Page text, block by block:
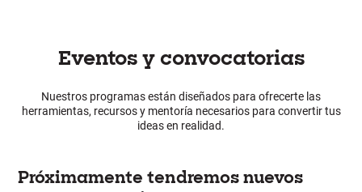
Eventos y convocatorias
Nuestros programas están diseñados para ofrecerte las
herramientas, recursos y mentoría necesarios para convertir tus
ideas en realidad.
Próximamente tendremos nuevos